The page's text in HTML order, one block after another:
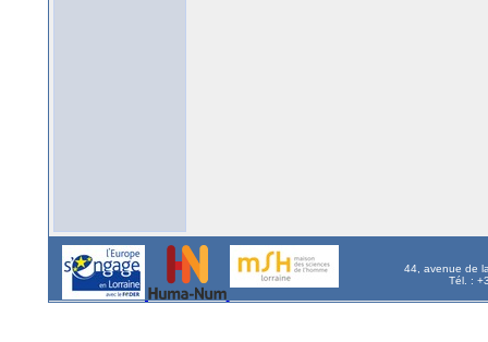
44, avenue de
Tél. :